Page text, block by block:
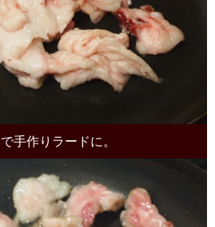
手作りラードに。